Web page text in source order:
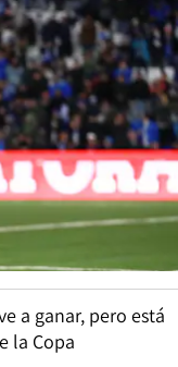
a ganar, pero está
la Copa